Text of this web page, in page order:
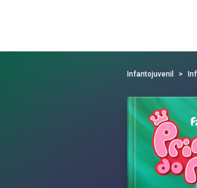
Infantojuvenil